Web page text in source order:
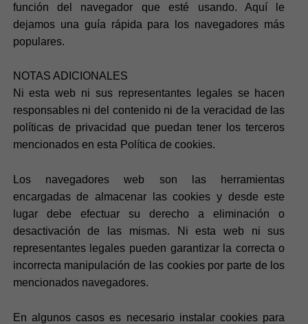
función del navegador que esté usando. Aquí le
dejamos una guía rápida para los navegadores más
populares.
NOTAS ADICIONALES
Ni esta web ni sus representantes legales se hacen
responsables ni del contenido ni de la veracidad de las
políticas de privacidad que puedan tener los terceros
mencionados en esta Política de cookies.
Los navegadores web son las herramientas
encargadas de almacenar las cookies y desde este
lugar debe efectuar su derecho a eliminación o
desactivación de las mismas. Ni esta web ni sus
representantes legales pueden garantizar la correcta o
incorrecta manipulación de las cookies por parte de los
mencionados navegadores.
En algunos casos es necesario instalar cookies para